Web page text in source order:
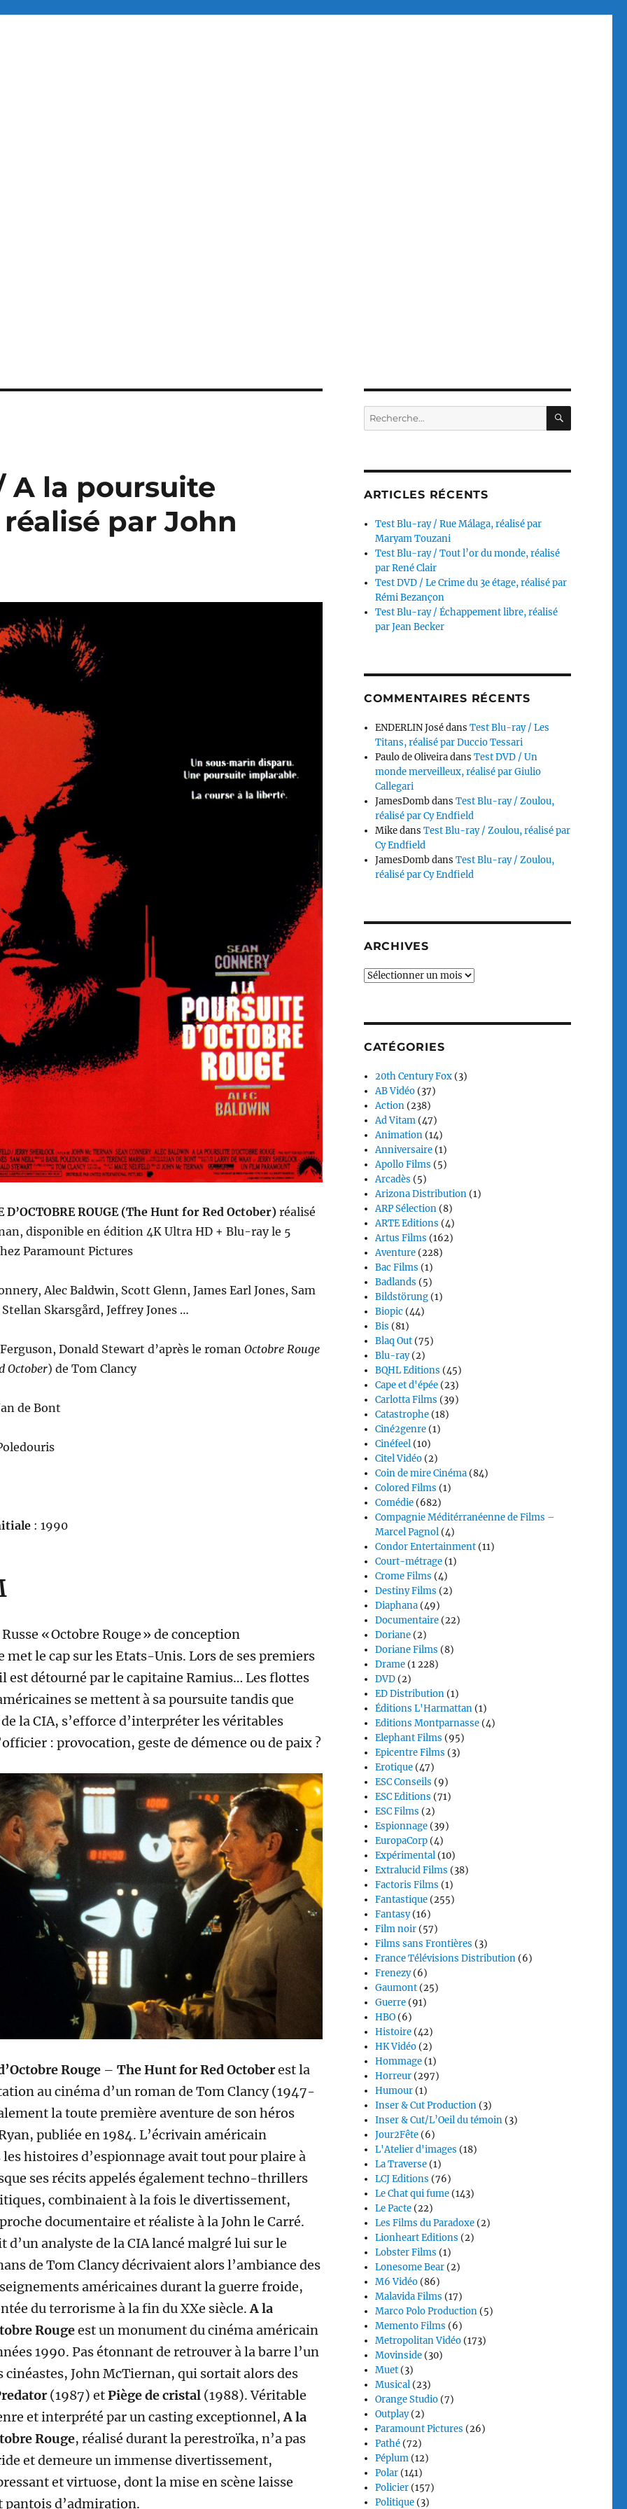
A la poursuite
par John
D’OCTOBRE ROUGE (The Hunt for Red October) réalisé
, disponible en édition 4K Ultra HD + Blu-ray le 5
Paramount Pictures
Alec Baldwin, Scott Glenn, James Earl Jones, Sam
Skarsgård, Jeffrey Jones …
Donald Stewart d’après le roman Octobre Rouge
October) de Tom Clancy
de Bont
: 1990
« Octobre Rouge » de conception
le cap sur les Etats-Unis. Lors de ses premiers
est détourné par le capitaine Ramius… Les flottes
se mettent à sa poursuite tandis que
la CIA, s’efforce d’interpréter les véritables
: provocation, geste de démence ou de paix ?
Rouge – The Hunt for Red Octoberest la
au cinéma d’un roman de Tom Clancy (1947-
la toute première aventure de son héros
publiée en 1984. L’écrivain américain
les histoires d’espionnage avait tout pour plaire à
ses récits appelés également techno-thrillers
combinaient à la fois le divertissement,
documentaire et réaliste à la John le Carré.
d’un analyste de la CIA lancé malgré lui sur le
de Tom Clancy décrivaient alors l’ambiance des
américaines durant la guerre froide,
du terrorisme à la fin du XXe siècle.A la
Rougeest un monument du cinéma américain
1990. Pas étonnant de retrouver à la barre l’un
cinéastes, John McTiernan, qui sortait alors des
(1987) etPiège de cristal(1988). Véritable
et interprété par un casting exceptionnel,A la
Rouge, réalisé durant la perestroïka, n’a pas
et demeure un immense divertissement,
et virtuose, dont la mise en scène laisse
pantois d’admiration.
Recherche
pour :
ARTICLES RÉCENTS
Test Blu-ray / Rue Málaga, réalisé par
Maryam Touzani
Test Blu-ray / Tout l’or du monde, réalisé
par René Clair
Test DVD / Le Crime du 3e étage, réalisé par
Rémi Bezançon
Test Blu-ray / Échappement libre, réalisé
par Jean Becker
COMMENTAIRES RÉCENTS
ENDERLIN JosédansTest Blu-ray / Les
Titans, réalisé par Duccio Tessari
Paulo de OliveiradansTest DVD / Un
monde merveilleux, réalisé par Giulio
Callegari
JamesDombdansTest Blu-ray / Zoulou,
réalisé par Cy Endfield
MikedansTest Blu-ray / Zoulou, réalisé par
Cy Endfield
JamesDombdansTest Blu-ray / Zoulou,
réalisé par Cy Endfield
ARCHIVES
Archives
CATÉGORIES
20th Century Fox (3)
AB Vidéo (37)
Action (238)
Ad Vitam (47)
Animation (14)
Anniversaire (1)
Apollo Films (5)
Arcadès (5)
Arizona Distribution (1)
ARP Sélection (8)
ARTE Editions (4)
Artus Films (162)
Aventure (228)
Bac Films (1)
Badlands (5)
Bildstörung (1)
Biopic (44)
Bis (81)
Blaq Out (75)
Blu-ray(2)
BQHL Editions (45)
Cape et d'épée (23)
Carlotta Films (39)
Catastrophe (18)
Ciné2genre (1)
Cinéfeel (10)
Citel Vidéo (2)
Coin de mire Cinéma (84)
Colored Films (1)
Comédie (682)
Compagnie Méditérranéenne de Films –
Marcel Pagnol (4)
Condor Entertainment (11)
Court-métrage (1)
Crome Films (4)
Destiny Films (2)
Diaphana (49)
Documentaire (22)
Doriane (2)
Doriane Films (8)
Drame (1 228)
DVD (2)
ED Distribution (1)
Éditions L'Harmattan (1)
Editions Montparnasse (4)
Elephant Films (95)
Epicentre Films (3)
Erotique (47)
ESC Conseils (9)
ESC Editions (71)
ESC Films (2)
Espionnage (39)
EuropaCorp (4)
Expérimental (10)
Extralucid Films (38)
Factoris Films (1)
Fantastique (255)
Fantasy(16)
Film noir (57)
Films sans Frontières (3)
France Télévisions Distribution (6)
Frenezy(6)
Gaumont (25)
Guerre (91)
HBO (6)
Histoire (42)
HK Vidéo (2)
Hommage (1)
Horreur (297)
Humour (1)
Inser & Cut Production (3)
Inser & Cut/L’Oeil du témoin (3)
Jour2Fête (6)
L'Atelier d'images (18)
La Traverse (1)
LCJ Editions (76)
Le Chat qui fume (143)
Le Pacte (22)
Les Films du Paradoxe (2)
Lionheart Editions (2)
Lobster Films (1)
Lonesome Bear (2)
M6 Vidéo (86)
Malavida Films (17)
Marco Polo Production (5)
Memento Films (6)
Metropolitan Vidéo (173)
Movinside (30)
Muet (3)
Musical (23)
Orange Studio (7)
Outplay(2)
Paramount Pictures (26)
Pathé (72)
Péplum (12)
Polar (141)
Policier (157)
Politique (3)